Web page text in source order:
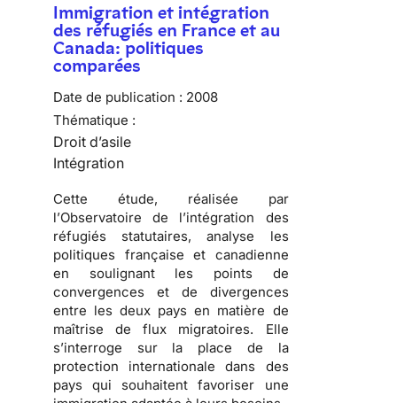
Immigration et intégration
des réfugiés en France et au
Canada: politiques
comparées
Date de publication : 2008
Thématique :
Droit d’asile
Intégration
Cette étude, réalisée par
l’Observatoire de l’intégration des
réfugiés statutaires, analyse les
politiques française et canadienne
en soulignant les points de
convergences et de divergences
entre les deux pays en matière de
maîtrise deflux migratoires. Elle
s’interroge sur la place de la
protection internationale dans des
pays qui souhaitent favoriser une